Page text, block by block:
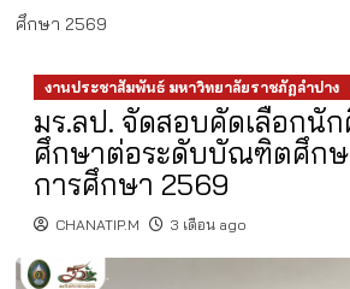
ศึกษา 2569
งานประชาสัมพันธ์ มหาวิทยาลัยราชภัฏลำปาง
มร.ลป. จัดสอบคัดเลือกนัก
ศึกษาต่อระดับบัณฑิตศึกษ
การศึกษา 2569
CHANATIP.M 3 เดือน ago